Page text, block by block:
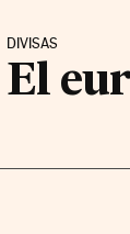
DIVISAS
El